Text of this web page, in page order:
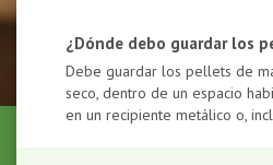
¿Dónde debo guardar los
Debe guardar los pellets de
seco, dentro de un espacio
en un recipiente metálico o,